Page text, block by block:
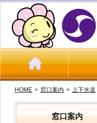
HOME > 窓口案内 > 上下水道
窓口案内